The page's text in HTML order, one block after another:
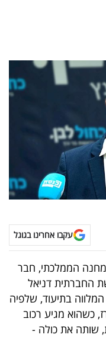
עקבו אחרינו בגוגל
הממלכתי, חבר
החברתית דניאל
בתיעוד, שלפיה
כשהוא מגיע רכוב
שותה את כולה -